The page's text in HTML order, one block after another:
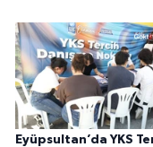
Eyüpsultan’da YKS